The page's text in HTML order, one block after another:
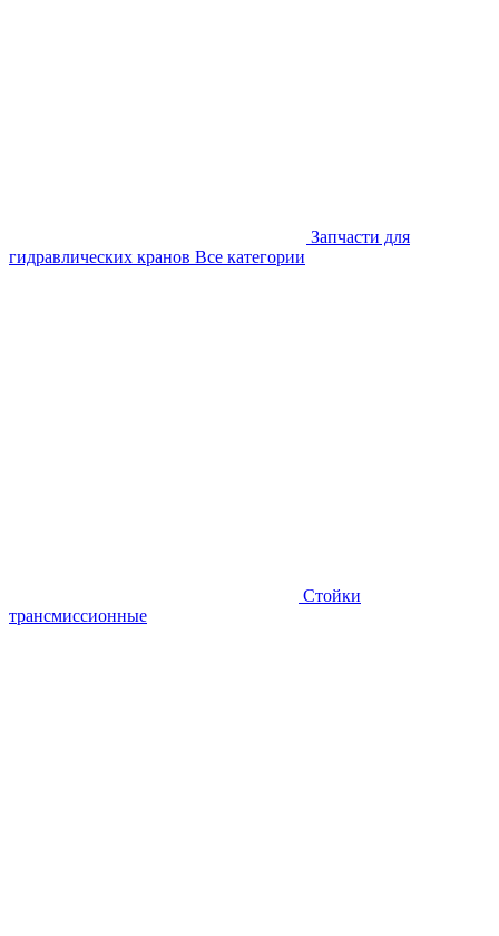
Запчасти для
гидравлических кранов Все категории
Стойки
трансмиссионные